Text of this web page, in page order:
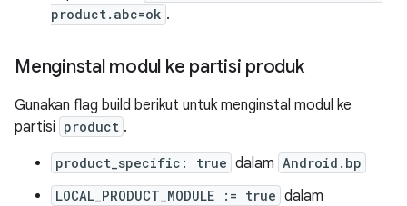
product.abc=ok .
Menginstal modul ke partisi produk
Gunakan flag build berikut untuk menginstal modul ke
partisi product .
product_specific: true dalam Android.bp
LOCAL_PRODUCT_MODULE := true dalam